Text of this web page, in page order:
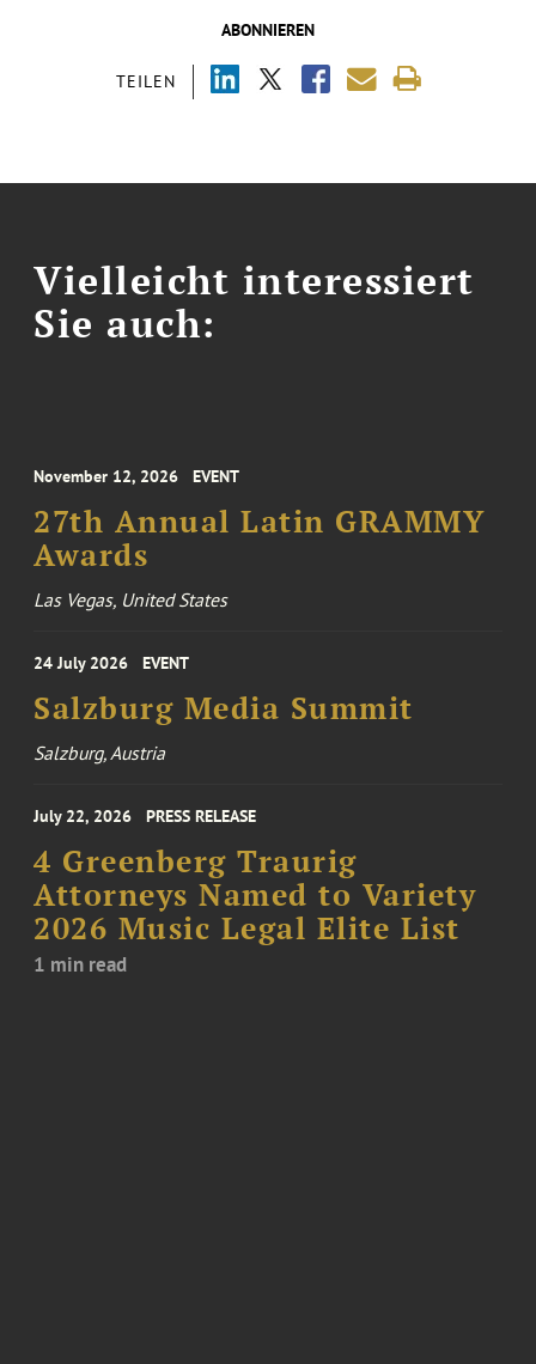
ABONNIEREN
TEILEN
Vielleicht interessiert
Sie auch:
November 12, 2026 EVENT
27th Annual Latin GRAMMY
Awards
Las Vegas, United States
24 July 2026 EVENT
Salzburg Media Summit
Salzburg, Austria
July 22, 2026 PRESS RELEASE
4 Greenberg Traurig
Attorneys Named to Variety
2026 Music Legal Elite List
1 min read